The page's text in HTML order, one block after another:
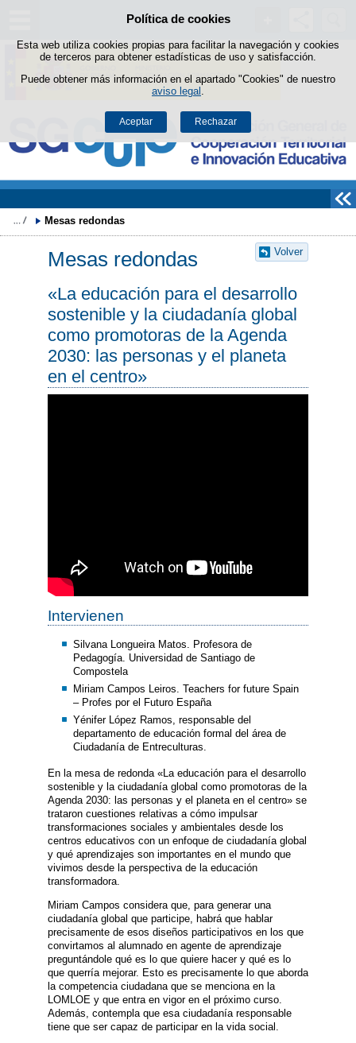
Política de cookies
Esta web utiliza cookies propias para facilitar la navegación y cookies
de terceros para obtener estadísticas de uso y satisfacción.
Puede obtener más información en el apartado "Cookies" de nuestro
aviso legal
Aceptar Rechazar
Saltar al contenido
Mesas redondas
Volver
Mesas redondas
«La educación para el desarrollo
sostenible y la ciudadanía global
como promotoras de la Agenda
2030: las personas y el planeta
en el centro»
Intervienen
Silvana Longueira Matos. Profesora de
Pedagogía. Universidad de Santiago de
Compostela
Miriam Campos Leiros. Teachers for future Spain
– Profes por el Futuro España
Yénifer López Ramos, responsable del
departamento de educación formal del área de
Ciudadanía de Entreculturas.
En la mesa de redonda «La educación para el desarrollo
sostenible y la ciudadanía global como promotoras de la
Agenda 2030: las personas y el planeta en el centro» se
trataron cuestiones relativas a cómo impulsar
transformaciones sociales y ambientales desde los
centros educativos con un enfoque de ciudadanía global
y qué aprendizajes son importantes en el mundo que
vivimos desde la perspectiva de la educación
transformadora.
Miriam Campos considera que, para generar una
ciudadanía global que participe, habrá que hablar
precisamente de esos diseños participativos en los que
convirtamos al alumnado en agente de aprendizaje
preguntándole qué es lo que quiere hacer y qué es lo
que querría mejorar. Esto es precisamente lo que aborda
la competencia ciudadana que se menciona en la
LOMLOE y que entra en vigor en el próximo curso.
Además, contempla que esa ciudadanía responsable
tiene que ser capaz de participar en la vida social.